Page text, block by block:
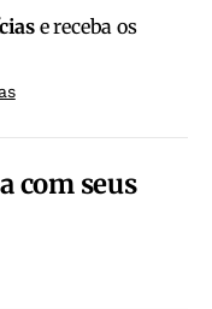
e receba os
com seus